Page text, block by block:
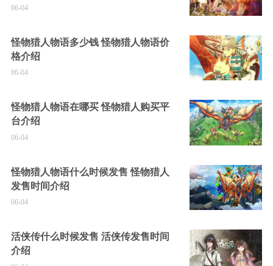
06-04
怪物猎人物语多少钱 怪物猎人物语价
格介绍
06-04
怪物猎人物语在哪买 怪物猎人购买平
台介绍
06-04
怪物猎人物语什么时候发售 怪物猎人
发售时间介绍
06-04
活侠传什么时候发售 活侠传发售时间
介绍